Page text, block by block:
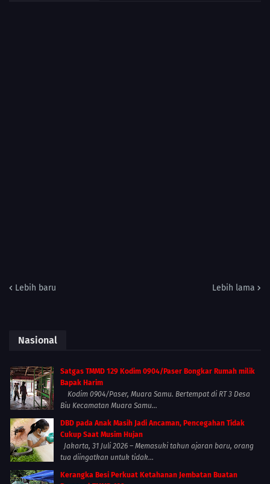
Lebih baru Lebih lama
Nasional
Satgas TMMD 129 Kodim 0904/Paser Bongkar Rumah milik
Bapak Harim
Kodim 0904/Paser, Muara Samu. Bertempat di RT 3 Desa
Biu Kecamatan Muara Samu...
DBD pada Anak Masih Jadi Ancaman, Pencegahan Tidak
Cukup Saat Musim Hujan
Jakarta, 31 Juli 2026 – Memasuki tahun ajaran baru, orang
tua diingatkan untuk tidak...
Kerangka Besi Perkuat Ketahanan Jembatan Buatan